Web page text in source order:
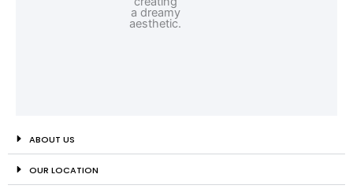
ABOUT US
OUR LOCATION